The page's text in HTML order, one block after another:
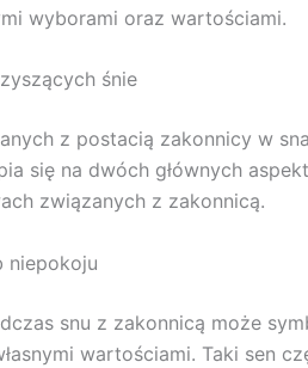
wyborami oraz wartościami.
śnie
z postacią zakonnicy w
się na dwóch głównych
związanych z zakonnicą.
niepokoju
snu z zakonnicą może
wartościami. Taki sen